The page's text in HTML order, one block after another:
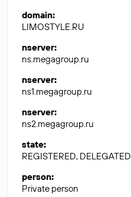
domain:
LIMOSTYLE.RU
nserver:
ns.megagroup.ru
nserver:
ns1.megagroup.ru
nserver:
ns2.megagroup.ru
state:
REGISTERED, DELEGATED
person:
Private person